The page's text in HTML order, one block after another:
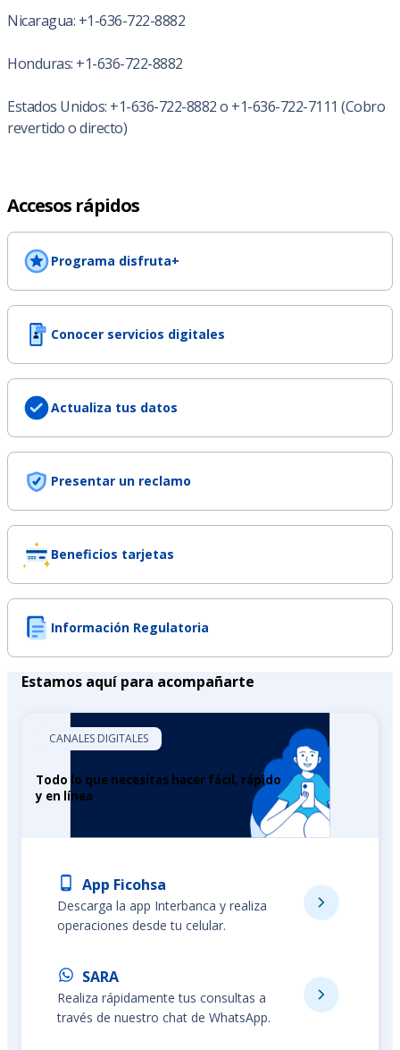
Nicaragua: +1-636-722-8882
Honduras: +1-636-722-8882
Estados Unidos: +1-636-722-8882 o +1-636-722-7111 (Cobro
revertido o directo)
Accesos rápidos
Programa disfruta+
Conocer servicios digitales
Actualiza tus datos
Presentar un reclamo
Beneficios tarjetas
Información Regulatoria
Estamos aquí para acompañarte
CANALES DIGITALES
Todo lo que necesitas hacer fácil, rápido
y en línea
App Ficohsa
Descarga la app Interbanca y realiza
operaciones desde tu celular.
SARA
Realiza rápidamente tus consultas a
través de nuestro chat de WhatsApp.